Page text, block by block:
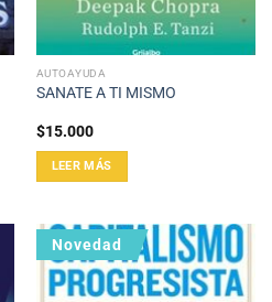
AUTOAYUDA
SANATE A TI MISMO
$15.000
LEER MÁS
Novedad